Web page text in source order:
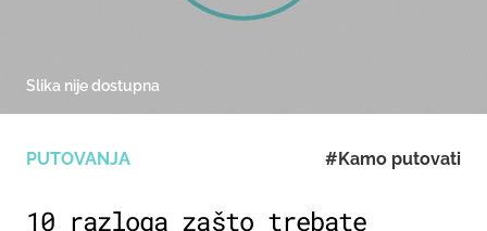
PUTOVANJA #Kamo putovati
10 razloga zašto trebate
Slika nije dostupna